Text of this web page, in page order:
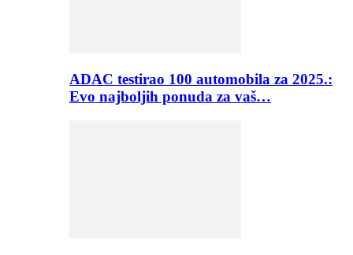
ADAC testirao 100 automobila za 2025.:
Evo najboljih ponuda za vaš…